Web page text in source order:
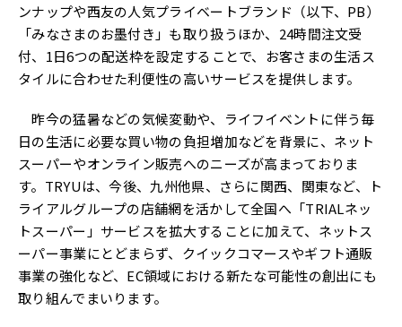
ンナップや西友の人気プライベートブランド（以下、PB）
「みなさまのお墨付き」も取り扱うほか、24時間注文受
付、1日6つの配送枠を設定することで、お客さまの生活ス
タイルに合わせた利便性の高いサービスを提供します。
昨今の猛暑などの気候変動や、ライフイベントに伴う毎
日の生活に必要な買い物の負担増加などを背景に、ネット
スーパーやオンライン販売へのニーズが高まっておりま
す。TRYUは、今後、九州他県、さらに関西、関東など、ト
ライアルグループの店舗網を活かして全国へ「TRIALネッ
トスーパー」サービスを拡大することに加えて、ネットス
ーパー事業にとどまらず、クイックコマースやギフト通販
事業の強化など、EC領域における新たな可能性の創出にも
取り組んでまいります。